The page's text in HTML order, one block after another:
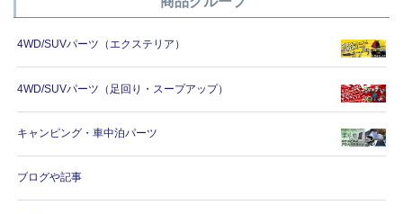
4WD/SUVパーツ（エクステリア）
4WD/SUVパーツ（足回り・スープアップ）
キャンピング・車中泊パーツ
ブログや記事